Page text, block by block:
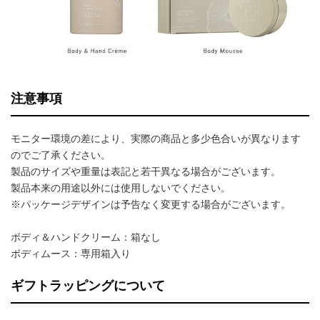
注意事項
モニター環境の差により、実際の商品と多少色合いが異なります
のでご了承ください。
製品のサイズや重量は表記と若干異なる場合がございます。
製品本来の用途以外には使用しないでください。
※パッケージデザインは予告なく変更する場合がございます。
ボディ＆ハンドクリーム：箱なし
ボディムース：専用箱入り
ギフトラッピングについて